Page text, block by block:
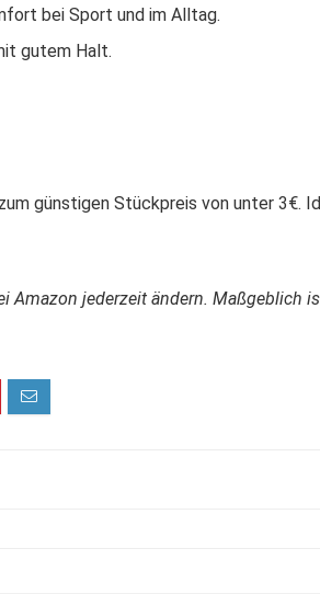
bei Sport und im Alltag.
gutem Halt.
günstigen Stückpreis von unter 3€.
Amazon jederzeit ändern. Maßgeblich